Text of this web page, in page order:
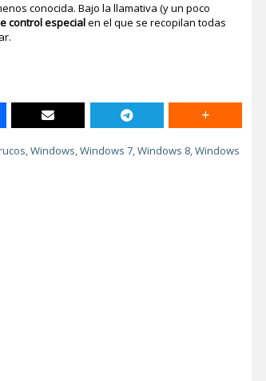
conocida. Bajo la llamativa (y un poco
controlespecialen el que se recopilan todas
,Windows,Windows 7,Windows 8,Windows